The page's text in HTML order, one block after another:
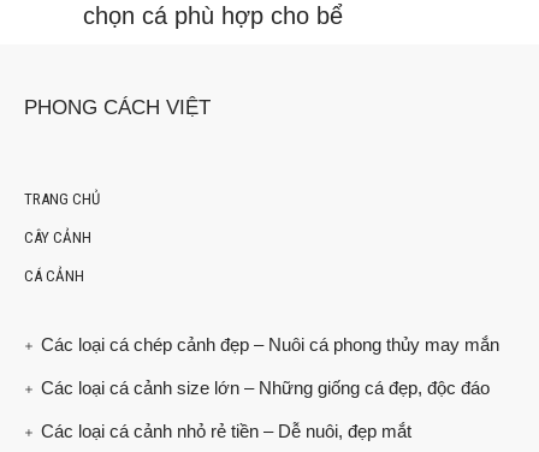
chọn cá phù hợp cho bể
PHONG CÁCH VIỆT
TRANG CHỦ
CÂY CẢNH
CÁ CẢNH
Các loại cá chép cảnh đẹp – Nuôi cá phong thủy may mắn
Các loại cá cảnh size lớn – Những giống cá đẹp, độc đáo
Các loại cá cảnh nhỏ rẻ tiền – Dễ nuôi, đẹp mắt